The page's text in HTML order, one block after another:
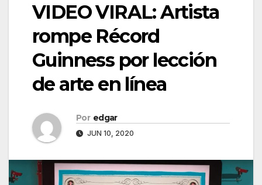
VIDEO VIRAL: Artista
rompe Récord
Guinness por lección
de arte en línea
Por edgar
JUN 10, 2020